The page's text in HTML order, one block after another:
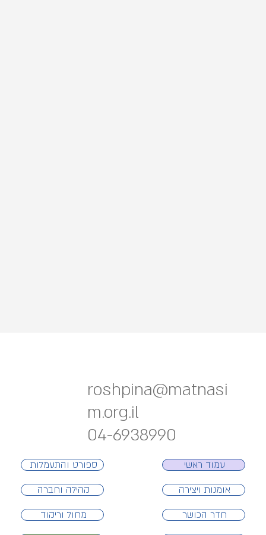
roshpina@matnasi
m.org.il
04-6938990
חדר הכושר
מחול וריקוד
ספורט והתעמלות
קהילה וחברה
עמוד ראשי
אומנות ויצירה